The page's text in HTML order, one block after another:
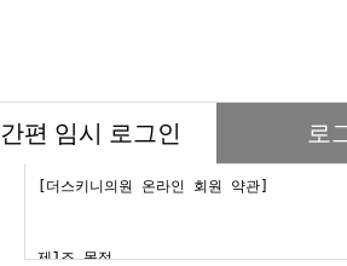
간편 임시 로그인 로